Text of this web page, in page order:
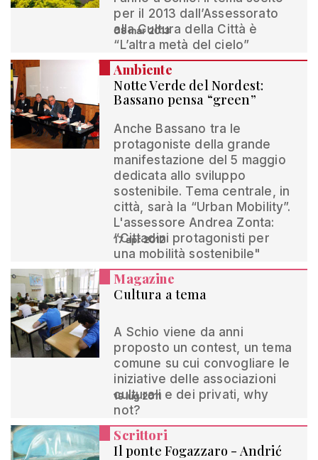
per il 2013 dall’Assessorato
alla Cultura della Città è
“L’altra metà del cielo”
08 mar 2013
Ambiente
Notte Verde del Nordest:
Bassano pensa “green”
Anche Bassano tra le
protagoniste della grande
manifestazione del 5 maggio
dedicata allo sviluppo
sostenibile. Tema centrale, in
città, sarà la “Urban Mobility”.
L'assessore Andrea Zonta:
“Cittadini protagonisti per
una mobilità sostenibile"
17 apr 2012
Magazine
Cultura a tema
A Schio viene da anni
proposto un contest, un tema
comune su cui convogliare le
iniziative delle associazioni
culturali e dei privati, why
not?
19 lug 2011
Scrittori
Il ponte Fogazzaro - Andrić